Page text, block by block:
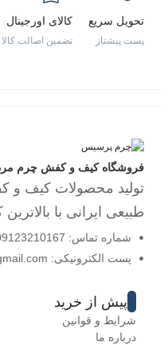
تحویل سریع
پست پیشتاز
کالای اورجینال
تضمین اصالت کالا
فروشگاه کیف و کفش چرم
تولید محصولات کیف و
طبیعی ایرانی با
شماره تماس: 09123210167
پست الکترونیکی: persisleather@gmail.com
پیش از خرید
شرایط و قوانین
درباره ما